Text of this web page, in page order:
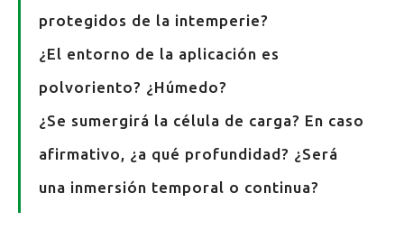
protegidos de la intemperie?
¿El entorno de la aplicación es
polvoriento? ¿Húmedo?
¿Se sumergirá la célula de carga? En caso
afirmativo, ¿a qué profundidad? ¿Será
una inmersión temporal o continua?